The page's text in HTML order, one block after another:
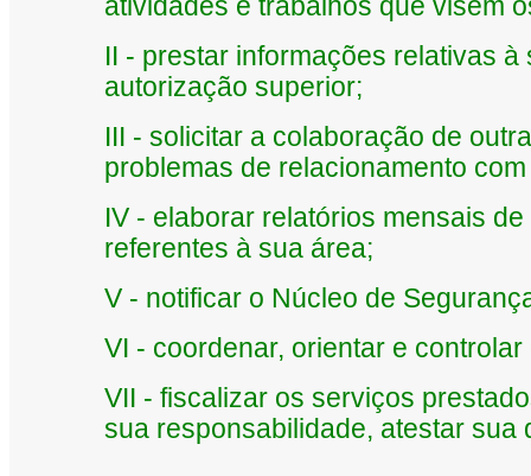
atividades e trabalhos que visem
II - prestar informações relativas
autorização superior;
III - solicitar a colaboração de
problemas de relacionamento
IV - elaborar relatórios mensais
referentes à sua área;
V - notificar o Núcleo de
VI - coordenar, orientar e
VII - fiscalizar os serviços
sua responsabilidade, atestar sua